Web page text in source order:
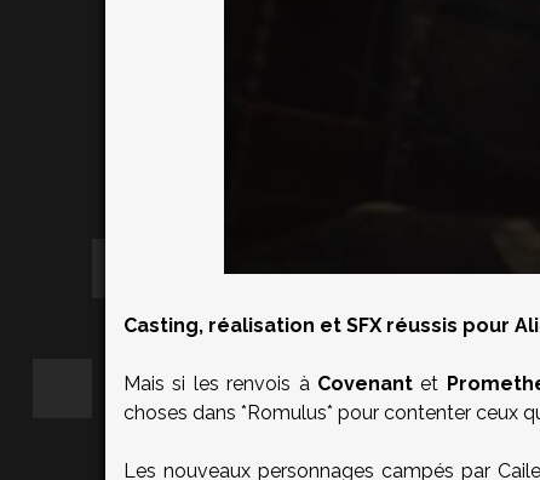
Casting, réalisation et SFX réussis pour
Mais si les renvois à Covenant et
choses dans *Romulus* pour contenter ceux
Les nouveaux personnages campés par